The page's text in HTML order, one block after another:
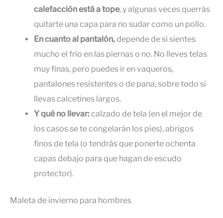
calefacción está a tope, y algunas veces querrás
quitarte una capa para no sudar como un pollo.
En cuanto al pantalón,depende de si sientes
mucho el frío en las piernas o no. No lleves telas
muy finas, pero puedes ir en vaqueros,
pantalones resistentes o de pana, sobre todo si
llevas calcetines largos.
Y qué no llevar:calzado de tela (en el mejor de
los casos se te congelarán los pies), abrigos
finos de tela (o tendrás que ponerte ochenta
capas debajo para que hagan de escudo
protector).
Maleta de invierno para hombres